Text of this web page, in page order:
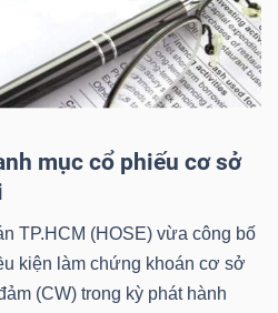
mục cổ phiếu cơ sở
TP.HCM (HOSE) vừa công bố
kiện làm chứng khoán cơ sở
(CW) trong kỳ phát hành